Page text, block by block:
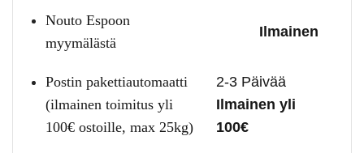
Nouto Espoon
myymälästä
Ilmainen
Postin pakettiautomaatti
(ilmainen toimitus yli
100€ ostoille, max 25kg)
2-3 Päivää
Ilmainen yli
100€